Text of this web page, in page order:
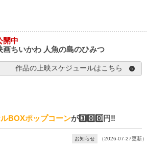
開中
画ちいかわ 人魚の島のひみつ
作品の上映スケジュールはこちら
BOXポップコーンが3️⃣0️⃣0️⃣円‼️
お知らせ （2026-07-27更新）